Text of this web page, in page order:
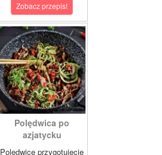
Zobacz przepis!
Polędwica po
azjatycku
Polędwicę przygotujecie